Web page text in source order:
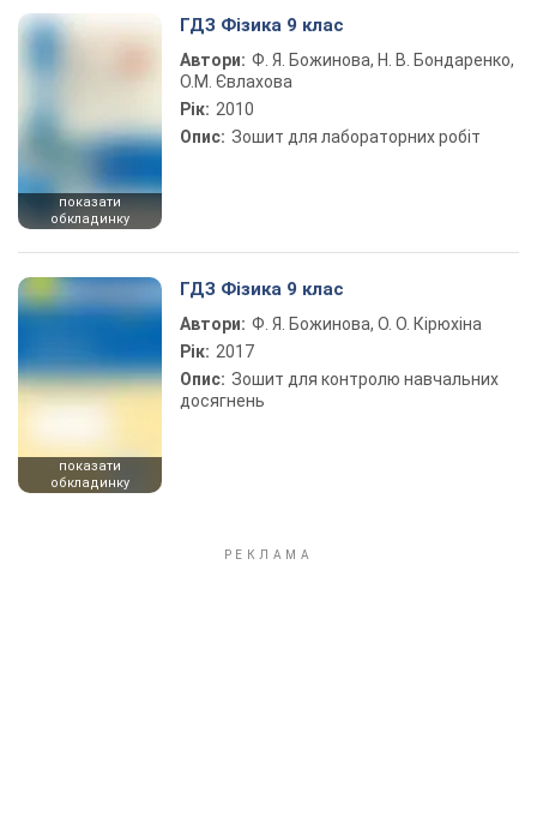
показати
обкладинку
ГДЗ Фізика 9 клас
Автори: Ф. Я. Божинова, Н. В. Бондаренко,
О.М. Євлахова
Рік: 2010
Опис: Зошит для лабораторних робіт
показати
обкладинку
ГДЗ Фізика 9 клас
Автори: Ф. Я. Божинова, О. О. Кірюхіна
Рік: 2017
Опис: Зошит для контролю навчальних
досягнень